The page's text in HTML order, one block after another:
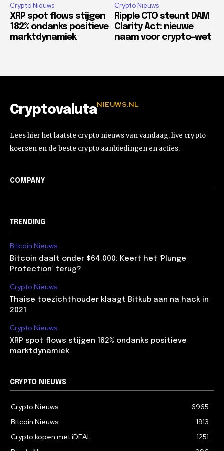
Crypto Nieuws
XRP spot flows stijgen
182% ondanks positieve
marktdynamiek
Crypto Nieuws
Ripple CTO steunt DAM
Clarity Act: nieuwe
naam voor crypto-wet
CryptovalutaNIEUWS.NL
Lees hier het laatste crypto nieuws van vandaag, live crypto
koersen en de beste crypto aanbiedingen en acties.
COMPANY
TRENDING
Bitcoin Nieuws
Bitcoin daalt onder $64.000: Keert het ‘Plunge
Protection’ terug?
Crypto Nieuws
Thaise toezichthouder klaagt Bitkub aan na hack in
2021
Crypto Nieuws
XRP spot flows stijgen 182% ondanks positieve
marktdynamiek
CRYPTO NIEUWS
Crypto Nieuws
6965
Bitcoin Nieuws
1913
Crypto kopen met iDEAL
1251